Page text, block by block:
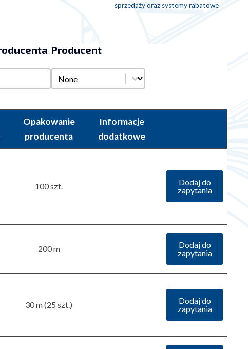
sprzedaży oraz systemy rabatowe
Producent
Producent
Producent
Opakowanie
producenta
Informacje
dodatkowe
100 szt.
Dodaj do
zapytania
200 m
Dodaj do
zapytania
30 m (25 szt.)
Dodaj do
zapytania